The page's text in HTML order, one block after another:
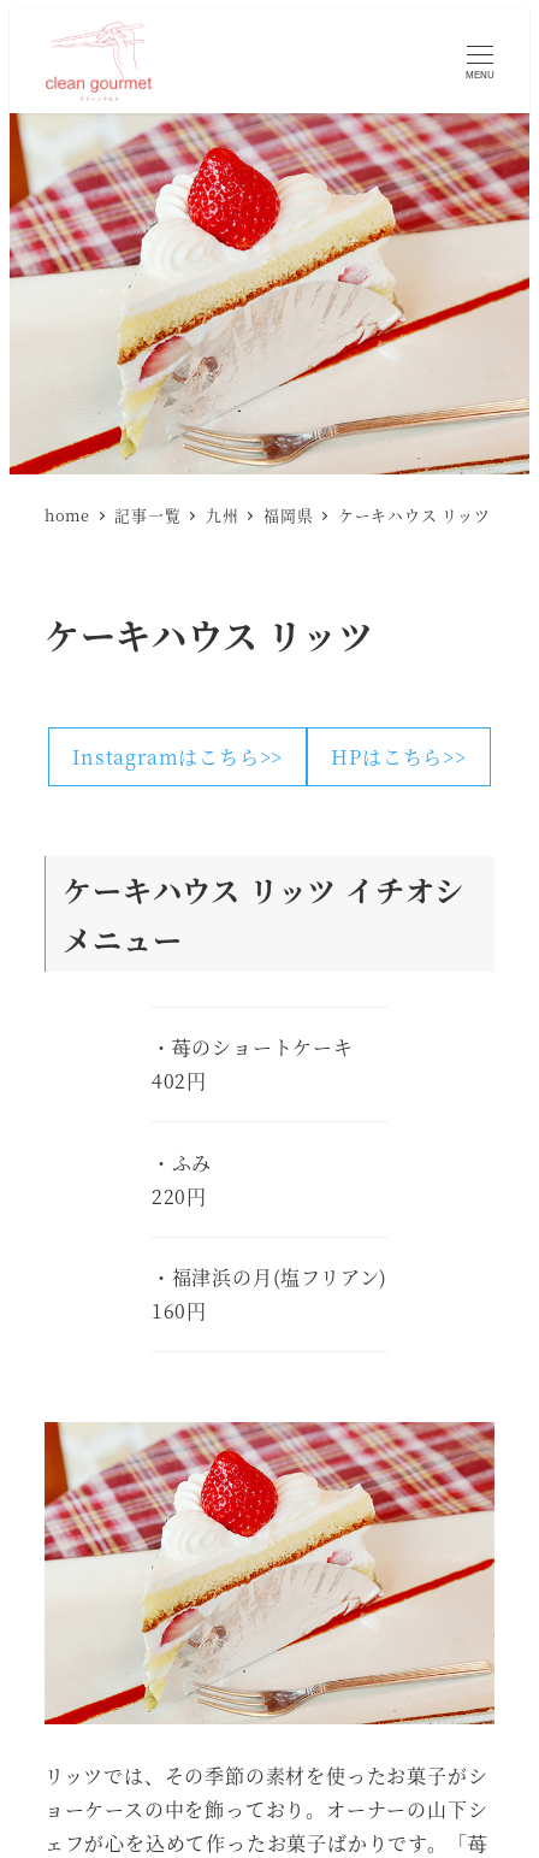
MENU
home 記事一覧 九州 福岡県 ケーキハウス リッツ
ケーキハウス リッツ
Instagramはこちら>> HPはこちら>>
ケーキハウス リッツ イチオシ
メニュー
・苺のショートケーキ
402円
・ふみ
220円
・福津浜の月(塩フリアン)
160円
リッツでは、その季節の素材を使ったお菓子がシ
ョーケースの中を飾っており。オーナーの山下シ
ェフが心を込めて作ったお菓子ばかりです。「苺